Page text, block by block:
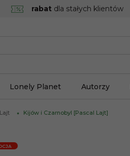
rabat dla stałych klientów
Lonely Planet Autorzy
Kijów i Czarnobyl [Pascal Lajt]